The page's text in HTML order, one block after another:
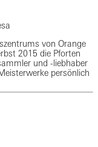
von Orange
2015 die Pforten
und -liebhaber
persönlich